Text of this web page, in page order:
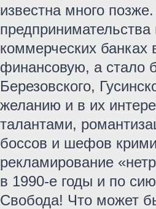
известна много
коммерческих
финансовую, а стало
Березовского,
желанию и в их
талантами,
боссов и шефов
рекламирование
в 1990-е годы и по
Свобода! Что может